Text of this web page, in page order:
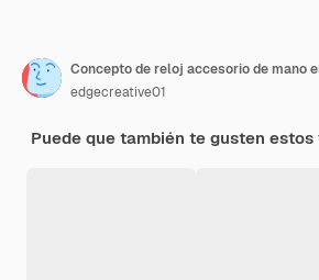
edgecreative01
Puede que también te gusten